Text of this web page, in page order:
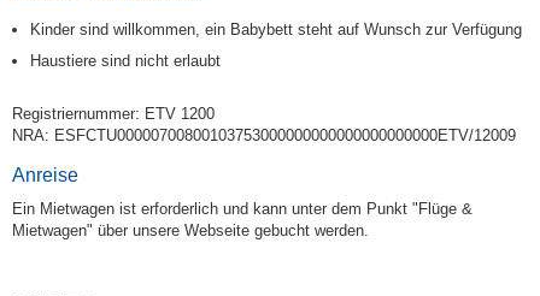
Kinder sind willkommen, ein Babybett steht auf Wunsch zur Verfügung
Haustiere sind nicht erlaubt
Registriernummer: ETV 1200
NRA: ESFCTU00000700800103753000000000000000000000ETV/12009
Anreise
Ein Mietwagen ist erforderlich und kann unter dem Punkt "Flüge &
Mietwagen" über unsere Webseite gebucht werden.